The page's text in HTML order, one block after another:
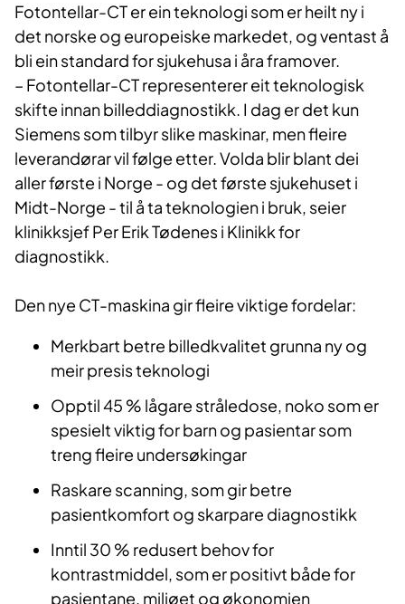
Fotontellar-CT er ein teknologi som er heilt ny i
det norske og europeiske markedet, og ventast å
bli ein standard for sjukehusa i åra framover.
– Fotontellar-CT representerer eit teknologisk
skifte innan billeddiagnostikk. I dag er det kun
Siemens som tilbyr slike maskinar, men fleire
leverandørar vil følge etter. Volda blir blant dei
aller første i Norge - og det første sjukehuset i
Midt-Norge - til å ta teknologien i bruk, seier
klinikksjef Per Erik Tødenes i Klinikk for
diagnostikk.
Den nye CT-maskina gir fleire viktige fordelar:
Merkbart betre billedkvalitet grunna ny og
meir presis teknologi
Opptil 45 % lågare stråledose, noko som er
spesielt viktig for barn og pasientar som
treng fleire undersøkingar
Raskare scanning, som gir betre
pasientkomfort og skarpare diagnostikk
Inntil 30 % redusert behov for
kontrastmiddel, som er positivt både for
pasientane, miljøet og økonomien